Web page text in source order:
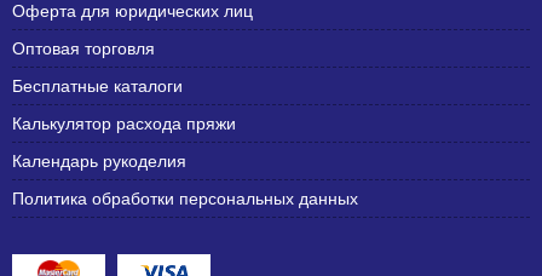
Оферта для юридических лиц
Оптовая торговля
Бесплатные каталоги
Калькулятор расхода пряжи
Календарь рукоделия
Политика обработки персональных данных